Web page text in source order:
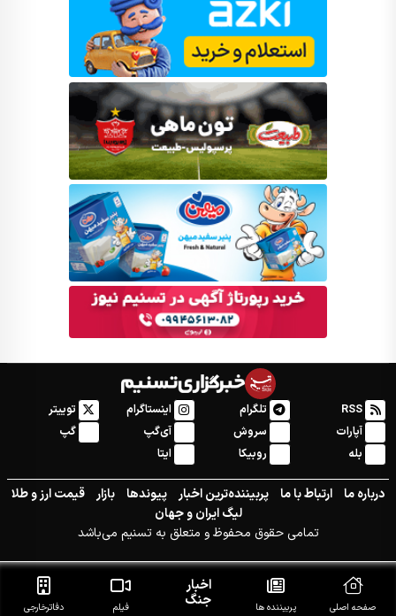
RSS تلگرام اینستاگرام
توییتر
آپارات
سروش آی‌گپ
گپ
بله
روبیکا ایتا
درباره ما ارتباط با ما پربیننده‌ترین اخبار پیوندها بازار
قیمت ارز و طلا
لیگ ایران و جهان
تمامی حقوق محفوظ و متعلق به تسنیم می‌باشد
صفحه اصلی پربیننده ها
اخبار
جنگ فیلم دفاتر‌خارجی